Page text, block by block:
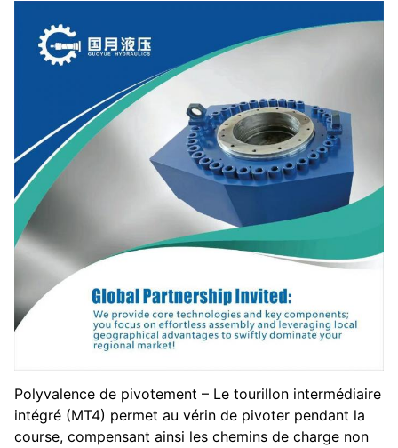
Polyvalence de pivotement – ​​Le tourillon intermédiaire
intégré (MT4) permet au vérin de pivoter pendant la
course, compensant ainsi les chemins de charge non